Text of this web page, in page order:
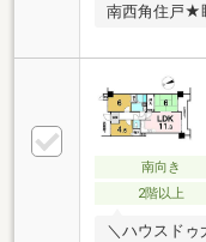
南西角住戸★
南向き
2階以上
＼ハウスド